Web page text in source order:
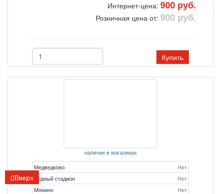
Интернет-цена: 900 руб.
Розничная цена от: 900 руб.
Купить
наличие в магазинах
Медведково
Нет
Водный стадион
Нет
Монино
Нет
Вверх